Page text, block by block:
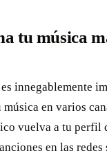
tu música
innegablemente
en varios
vuelva a tu perfil
en las